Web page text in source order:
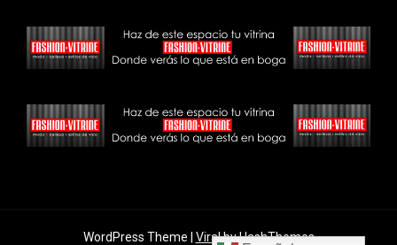
WordPress Theme | Viralby HashThemes